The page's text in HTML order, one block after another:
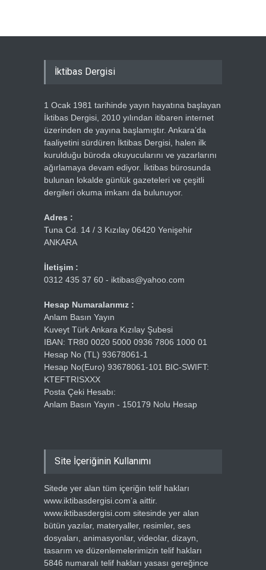
İktibas Dergisi
1 Ocak 1981 tarihinde yayın hayatına başlayan
İktibas Dergisi, 2010 yılından itibaren internet
üzerinden de yayına başlamıştır. Ankara’da
faaliyetini sürdüren İktibas Dergisi, halen ilk
kurulduğu büroda okuyucularını ve yazarlarını
ağırlamaya devam ediyor. İktibas bürosunda
bulunan lokalde günlük gazeteleri ve çeşitli
dergileri okuma imkanı da bulunuyor.
Adres :
Tuna Cd. 14 / 3 Kızılay 06420 Yenişehir
ANKARA
İletişim :
0312 435 37 60 - iktibas@yahoo.com
Hesap Numaralarımız :
Anlam Basın Yayın
Kuveyt Türk Ankara Kızılay Şubesi
IBAN: TR80 0020 5000 0936 7806 1000 01
Hesap No (TL) 93678061-1
Hesap No(Euro) 93678061-101 BIC-SWIFT:
KTEFTRISXXX
Posta Çeki Hesabı:
Anlam Basın Yayın - 150179 Nolu Hesap
Site İçeriğinin Kullanımı
Sitede yer alan tüm içeriğin telif hakları
www.iktibasdergisi.com’a aittir.
www.iktibasdergisi.com sitesinde yer alan
bütün yazılar, materyaller, resimler, ses
dosyaları, animasyonlar, videolar, dizayn,
tasarım ve düzenlemelerimizin telif hakları
5846 numaralı telif hakları yasası gereğince